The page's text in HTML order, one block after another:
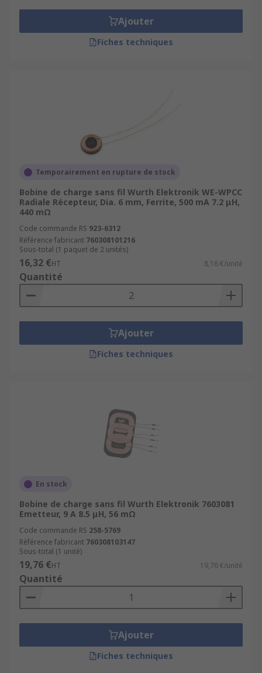
Ajouter
Fiches techniques
Temporairement en rupture de stock
Bobine de charge sans fil Wurth Elektronik WE-WPCC
Radiale Récepteur, Dia. 6 mm, Ferrite, 500 mA 7.2 μH,
440 mΩ
Code commande RS 923-6312
Référence fabricant 760308101216
Sous-total (1 paquet de 2 unités)
16,32 €HT 8,16 €/unité
Quantité
Ajouter
Fiches techniques
En stock
Bobine de charge sans fil Wurth Elektronik 7603081
Emetteur, 9 A 8.5 μH, 56 mΩ
Code commande RS 258-5769
Référence fabricant 760308103147
Sous-total (1 unité)
19,76 €HT 19,76 €/unité
Quantité
Ajouter
Fiches techniques